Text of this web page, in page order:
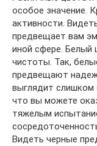
особое значение.
активности.
предвещает вам
иной сфере. Белый
чистоты. Так,
предвещают
выглядит слишком
что вы можете
тяжелым
Видеть черные